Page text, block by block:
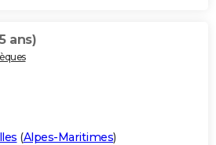
ans)
(Alpes-Maritimes)